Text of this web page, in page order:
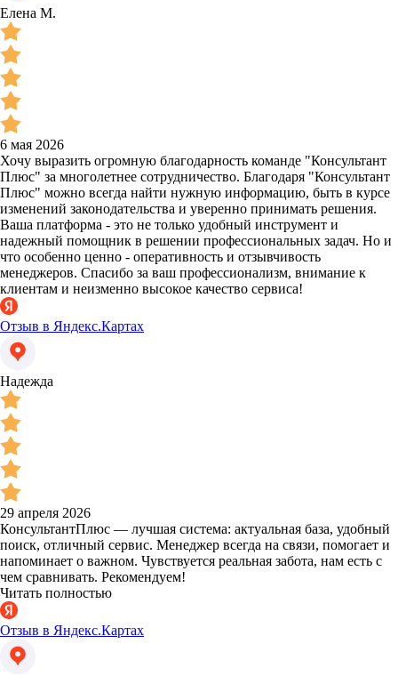
Елена М.
6 мая 2026
Хочу выразить огромную благодарность команде "Консультант
Плюс" за многолетнее сотрудничество. Благодаря "Консультант
Плюс" можно всегда найти нужную информацию, быть в курсе
изменений законодательства и уверенно принимать решения.
Ваша платформа - это не только удобный инструмент и
надежный помощник в решении профессиональных задач. Но и
что особенно ценно - оперативность и отзывчивость
менеджеров. Спасибо за ваш профессионализм, внимание к
клиентам и неизменно высокое качество сервиса!
Отзыв в Яндекс.Картах
Надежда
29 апреля 2026
КонсультантПлюс — лучшая система: актуальная база, удобный
поиск, отличный сервис. Менеджер всегда на связи, помогает и
напоминает о важном. Чувствуется реальная забота, нам есть с
чем сравнивать. Рекомендуем!
Читать полностью
Отзыв в Яндекс.Картах